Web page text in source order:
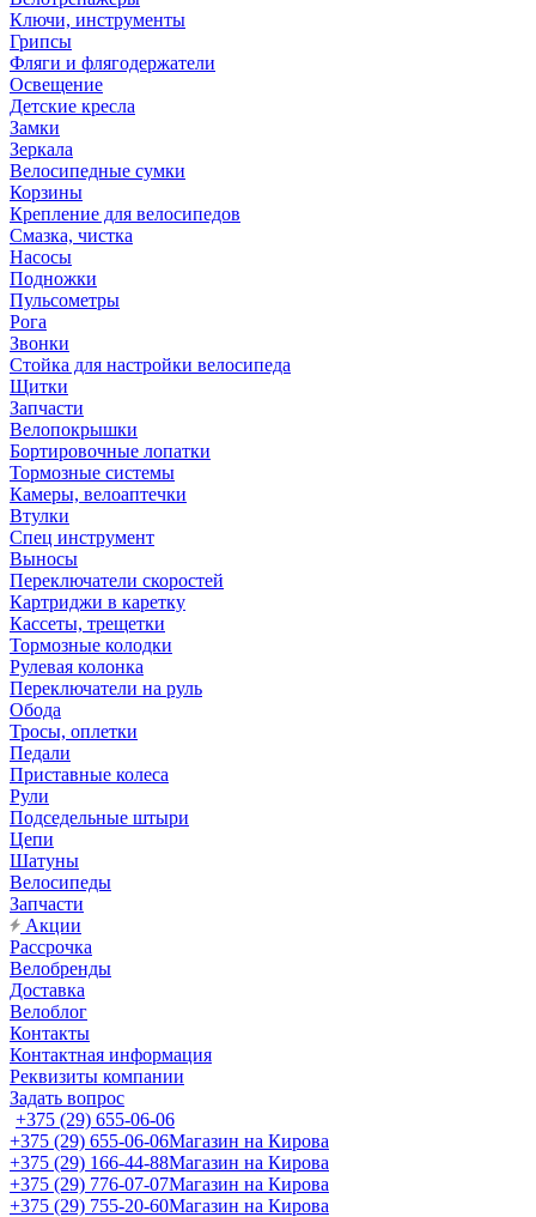
Ключи, инструменты
Грипсы
Фляги и флягодержатели
Освещение
Детские кресла
Замки
Зеркала
Велосипедные сумки
Корзины
Крепление для велосипедов
Смазка, чистка
Насосы
Подножки
Пульсометры
Рога
Звонки
Стойка для настройки велосипеда
Щитки
Запчасти
Велопокрышки
Бортировочные лопатки
Тормозные системы
Камеры, велоаптечки
Втулки
Спец инструмент
Выносы
Переключатели скоростей
Картриджи в каретку
Кассеты, трещетки
Тормозные колодки
Рулевая колонка
Переключатели на руль
Обода
Тросы, оплетки
Педали
Приставные колеса
Рули
Подседельные штыри
Цепи
Шатуны
Велосипеды
Запчасти
Акции
Рассрочка
Велобренды
Доставка
Велоблог
Контакты
Контактная информация
Реквизиты компании
Задать вопрос
+375 (29) 655-06-06
+375 (29) 655-06-06Магазин на Кирова
+375 (29) 166-44-88Магазин на Кирова
+375 (29) 776-07-07Магазин на Кирова
+375 (29) 755-20-60Магазин на Кирова